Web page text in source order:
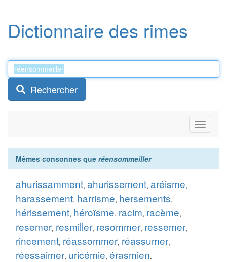
Dictionnaire des rimes
Rechercher
Toggle
Mêmes consonnes que réensommeiller
ahurissamment, ahurissement, aréisme,
harassement, harrisme, hersements,
hérissement, héroïsme, racim, racème,
resemer, resmiller, resommer, ressemer,
rincement, réassommer, réassumer,
réessaimer, uricémie, érasmien.